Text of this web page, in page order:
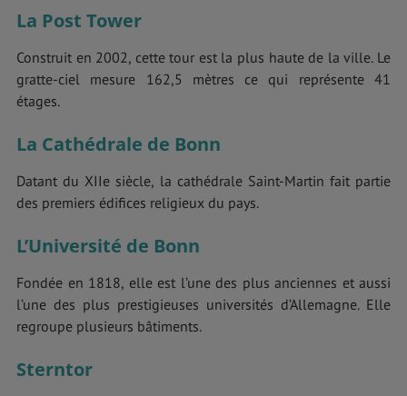
La Post Tower
Construit en 2002, cette tour est la plus haute de la ville. Le
gratte-ciel mesure 162,5 mètres ce qui représente 41
étages.
La Cathédrale de Bonn
Datant du XIIe siècle, la cathédrale Saint-Martin fait partie
des premiers édifices religieux du pays.
L’Université de Bonn
Fondée en 1818, elle est l’une des plus anciennes et aussi
l’une des plus prestigieuses universités d’Allemagne. Elle
regroupe plusieurs bâtiments.
Sterntor